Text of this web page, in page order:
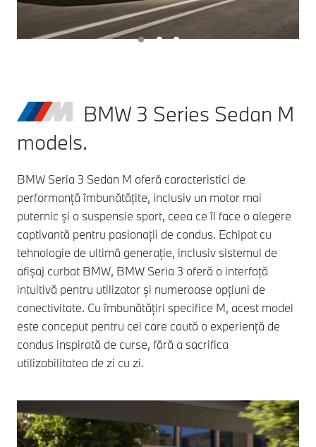
BMW 3 Series Sedan M
models.
BMW Seria 3 Sedan M oferă caracteristici de
performanță îmbunătățite, inclusiv un motor mai
puternic și o suspensie sport, ceea ce îl face o alegere
captivantă pentru pasionații de condus. Echipat cu
tehnologie de ultimă generație, inclusiv sistemul de
afișaj curbat BMW, BMW Seria 3 oferă o interfață
intuitivă pentru utilizator și numeroase opțiuni de
conectivitate. Cu îmbunătățiri specifice M, acest model
este conceput pentru cei care caută o experiență de
condus inspirată de curse, fără a sacrifica
utilizabilitatea de zi cu zi.